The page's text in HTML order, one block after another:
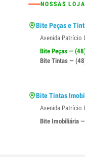
NOSSAS
Bite Peças e
Avenida Patrício
Bite Peças —
Bite Tintas —
Bite Tintas
Avenida Patrício
Bite Imobiliária